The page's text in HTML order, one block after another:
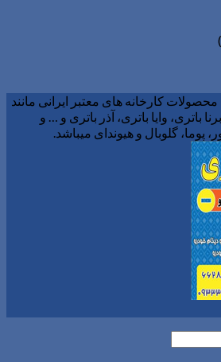
کارخانه های معتبر ایرانی مانند
باتری، وایا باتری، آذر باتری و … و
پوما، گلوبال و هیوندای میباشد.